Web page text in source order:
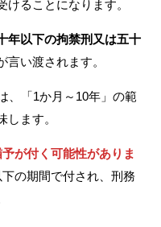
ることになります。
年以下の拘禁刑又は五十
言い渡されます。
、「1か月～10年」の範
ます。
が付く可能性がありま
の期間で付され、刑務